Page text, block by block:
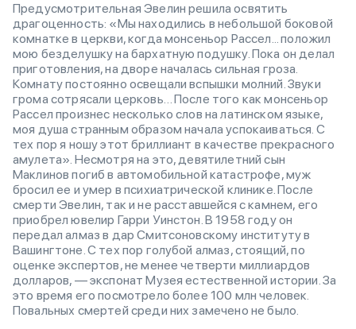
Предусмотрительная Эвелин решила освятить
драгоценность: «Мы находились в небольшой боковой
комнатке в церкви, когда монсеньор Рассел... положил
мою безделушку на бархатную подушку. Пока он делал
приготовления, на дворе началась сильная гроза.
Комнату постоянно освещали вспышки молний. Звуки
грома сотрясали церковь… После того как монсеньор
Рассел произнес несколько слов на латинском языке,
моя душа странным образом начала успокаиваться. С
тех пор я ношу этот бриллиант в качестве прекрасного
амулета». Несмотря на это, девятилетний сын
Маклинов погиб в автомобильной катастрофе, муж
бросил ее и умер в психиатрической клинике. После
смерти Эвелин, так и не расставшейся с камнем, его
приобрел ювелир Гарри Уинстон. В 1958 году он
передал алмаз в дар Смитсоновскому институту в
Вашингтоне. С тех пор голубой алмаз, стоящий, по
оценке экспертов, не менее четверти миллиардов
долларов, — экспонат Музея естественной истории. За
это время его посмотрело более 100 млн человек.
Повальных смертей среди них замечено не было.